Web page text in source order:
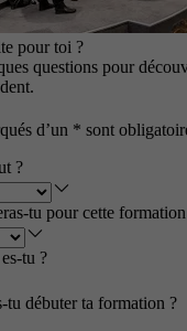
pour toi ?
questions pour
d’un * sont
?
tu pour cette
tu ?
tu débuter ta formation ?